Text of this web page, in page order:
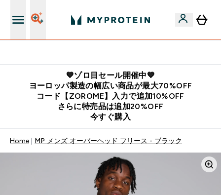
💙ゾロ目セール開催中💙
ヨーロッパ製造の幅広い商品が最大70%OFF
コード【ZOROME】入力で追加10%OFF
さらに特売品は追加20%OFF
今すぐ購入
Home MP メンズ オーバーヘッド フリース - ブラック